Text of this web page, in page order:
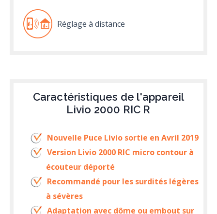
Réglage à distance
Caractéristiques de l'appareil
Livio 2000 RIC R
Nouvelle Puce Livio sortie en Avril 2019
Version Livio 2000 RIC micro contour à
écouteur déporté
Recommandé pour les surdités légères
à sévères
Adaptation avec dôme ou embout sur